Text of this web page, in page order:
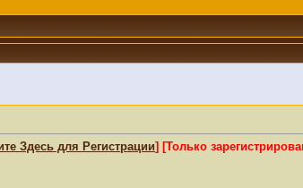
Здесь для Регистрации] [Только